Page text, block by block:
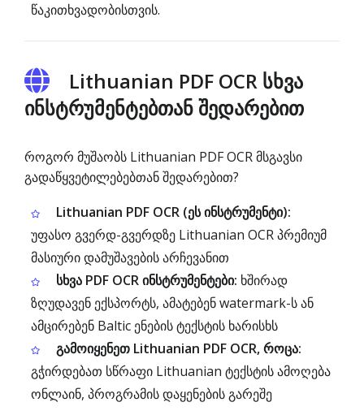
წაკითხვადობისთვის.
Lithuanian PDF OCR სხვა
ინსტრუმენტებთან შედარებით
როგორ მუშაობს Lithuanian PDF OCR მსგავსი
გადაწყვეტილებებთან შედარებით?
Lithuanian PDF OCR (ეს ინსტრუმენტი):
უფასო გვერდ-გვერდზე Lithuanian OCR პრემიუმ
მასიური დამუშავების არჩევანით
სხვა PDF OCR ინსტრუმენტები: ხშირად
ზღუდავენ ექსპორტს, ამატებენ watermark-ს ან
ამცირებენ Baltic ენების ტექსტის ხარისხს
გამოიყენეთ Lithuanian PDF OCR, როცა:
გჭირდებათ სწრაფი Lithuanian ტექსტის ამოღება
ონლაინ, პროგრამის დაყენების გარეშე